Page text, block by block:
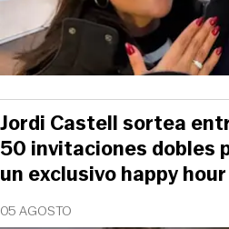
05 AGOSTO
Jordi Castell sortea
50 invitaciones dobles
un exclusivo happy